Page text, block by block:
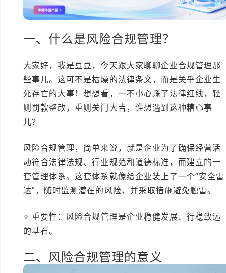
一、什么是风险合规管理？
大家好，我是豆豆，今天跟大家聊聊企业合规管理那
些事儿。这可不是枯燥的法律条文，而是关乎企业生
死存亡的大事！想想看，一不小心踩了法律红线，轻
则罚款整改，重则关门大吉，谁想遇到这种糟心事
儿？
风险合规管理，简单来说，就是企业为了确保经营活
动符合法律法规、行业规范和道德标准，而建立的一
套管理体系。这套体系就像给企业装上了一个“安全雷
达”，随时监测潜在的风险，并采取措施避免触雷。
⭐ 重要性：风险合规管理是企业稳健发展、行稳致远
的基石。
二、风险合规管理的意义